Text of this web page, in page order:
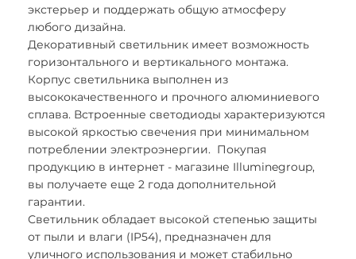
экстерьер и поддержать общую атмосферу
любого дизайна.
Декоративный светильник имеет возможность
горизонтального и вертикального монтажа.
Корпус светильника выполнен из
высококачественного и прочного алюминиевого
сплава. Встроенные светодиоды характеризуются
высокой яркостью свечения при минимальном
потреблении электроэнергии. Покупая
продукцию в интернет - магазине Illuminegroup,
вы получаете еще 2 года дополнительной
гарантии.
Светильник обладает высокой степенью защиты
от пыли и влаги (IP54), предназначен для
уличного использования и может стабильно